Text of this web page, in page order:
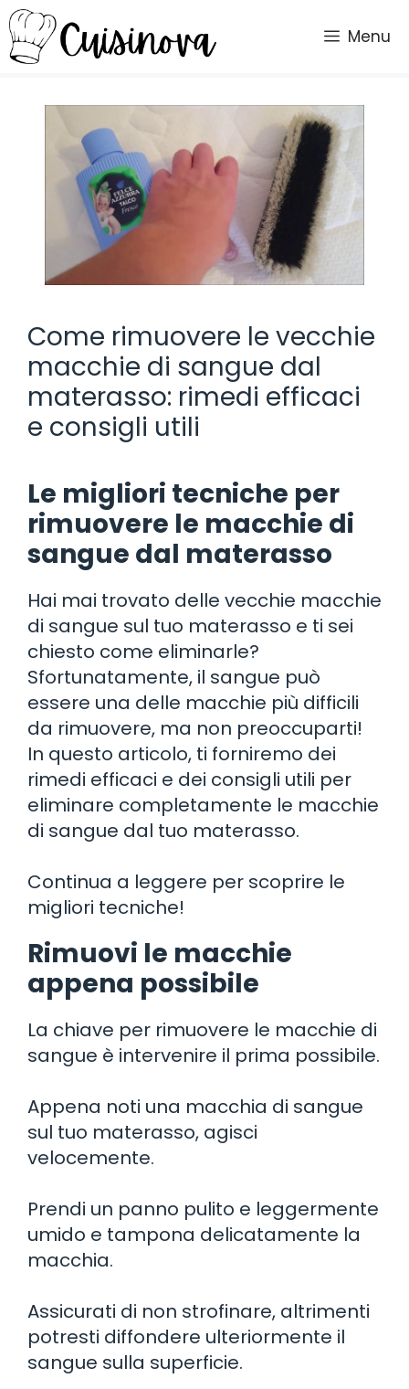
Vai
al
contenuto
Menu
Come rimuovere le vecchie
macchie di sangue dal
materasso: rimedi efficaci
e consigli utili
Le migliori tecniche per
rimuovere le macchie di
sangue dal materasso
Hai mai trovato delle vecchie macchie
di sangue sul tuo materasso e ti sei
chiesto come eliminarle?
Sfortunatamente, il sangue può
essere una delle macchie più difficili
da rimuovere, ma non preoccuparti!
In questo articolo, ti forniremo dei
rimedi efficaci e dei consigli utili per
eliminare completamente le macchie
di sangue dal tuo materasso.
Continua a leggere per scoprire le
migliori tecniche!
Rimuovi le macchie
appena possibile
La chiave per rimuovere le macchie di
sangue è intervenire il prima possibile.
Appena noti una macchia di sangue
sul tuo materasso, agisci
velocemente.
Prendi un panno pulito e leggermente
umido e tampona delicatamente la
macchia.
Assicurati di non strofinare, altrimenti
potresti diffondere ulteriormente il
sangue sulla superficie.